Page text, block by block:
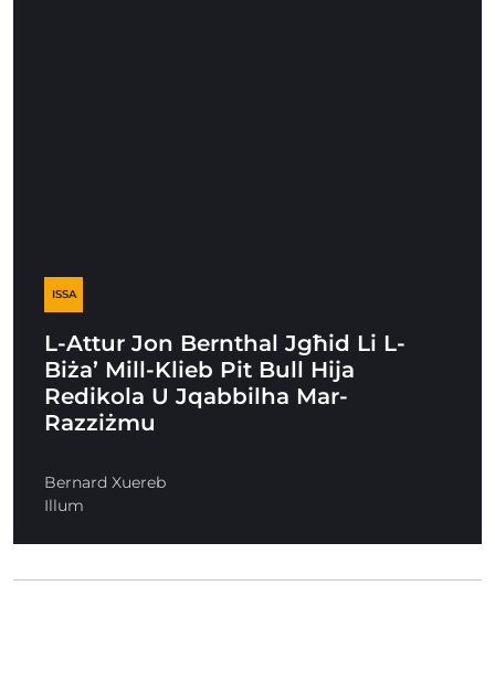
ISSA
L-Attur Jon Bernthal Jgħid Li L-
Biża’ Mill-Klieb Pit Bull Hija
Redikola U Jqabbilha Mar-
Razziżmu
Bernard Xuereb
Illum